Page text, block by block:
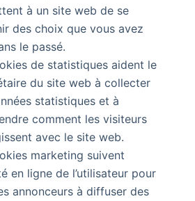
à un site web de se
des choix que vous avez
le passé.
de statistiques aident le
du site web à collecter
statistiques et à
comment les visiteurs
avec le site web.
marketing suivent
en ligne de l’utilisateur pour
annonceurs à diffuser des